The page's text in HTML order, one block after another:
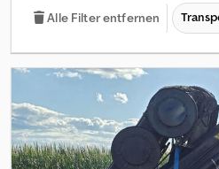
Alle Filter entfernen